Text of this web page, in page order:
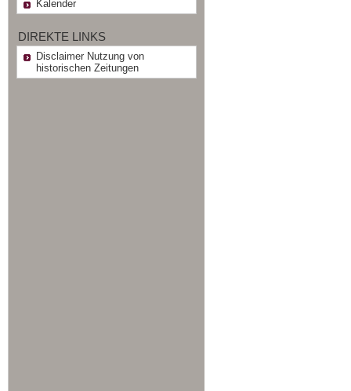
Kalender
DIREKTE LINKS
Disclaimer Nutzung von
historischen Zeitungen